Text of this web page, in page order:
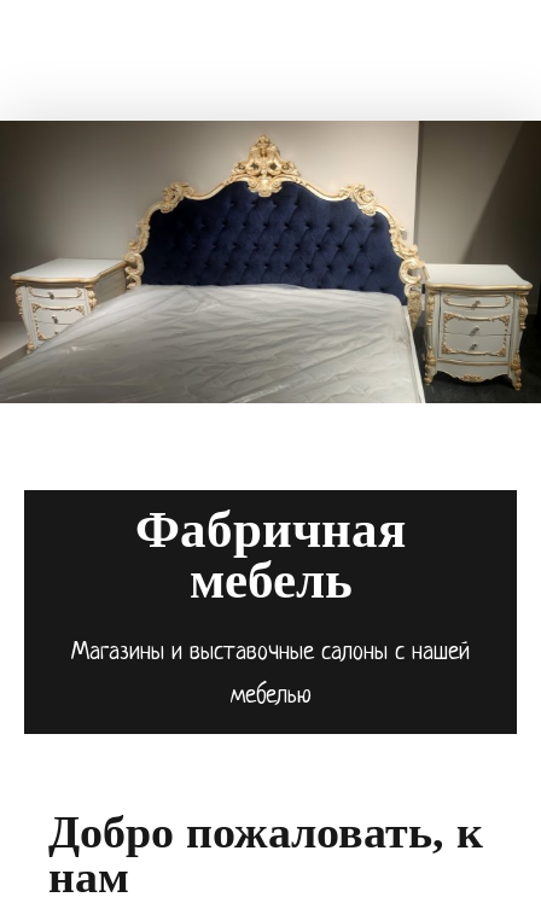
Фабричная
мебель
Магазины и выставочные салоны с нашей
мебелью
Добро пожаловать, к
нам